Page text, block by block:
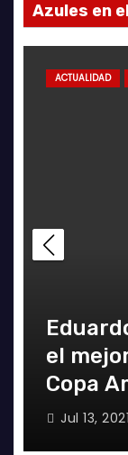
Azules en
ACTUALIDAD
el
Copa
Jul 13, 2021